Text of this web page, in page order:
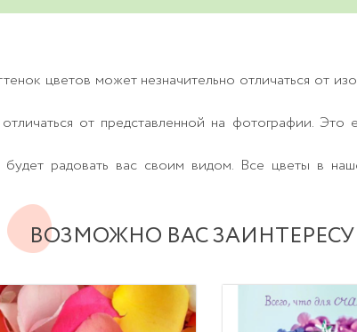
цветов может незначительно отличаться от
от представленной на фотографии. Это
радовать вас своим видом. Все цветы в
ВОЗМОЖНО ВАС